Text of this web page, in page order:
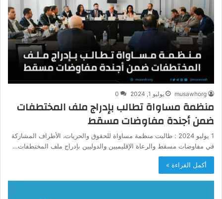
musawhorg يوليو 1, 2024 0
منظمة مساواة تطالب بإدراج ملف المختطفات
ضمن أجندة مفاوضات مسقط
1 يوليو 2024 : طالبت منظمة مساواة للحقوق والحريات، الأطراف المشاركة
في مفاوضات مسقط والرعاة الإقليميين والدوليين بإدراج ملف المختطفات…
أكمل القراءة »